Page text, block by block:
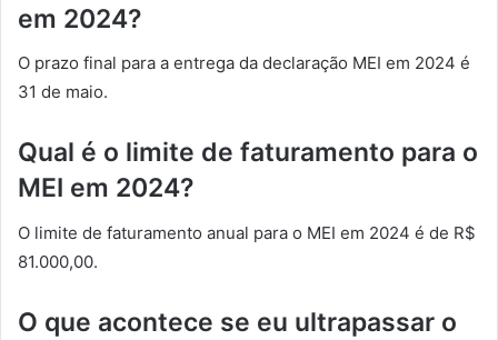
em 2024?
O prazo final para a entrega da declaração MEI em 2024 é
31 de maio.
Qual é o limite de faturamento para o
MEI em 2024?
O limite de faturamento anual para o MEI em 2024 é de R$
81.000,00.
O que acontece se eu ultrapassar o